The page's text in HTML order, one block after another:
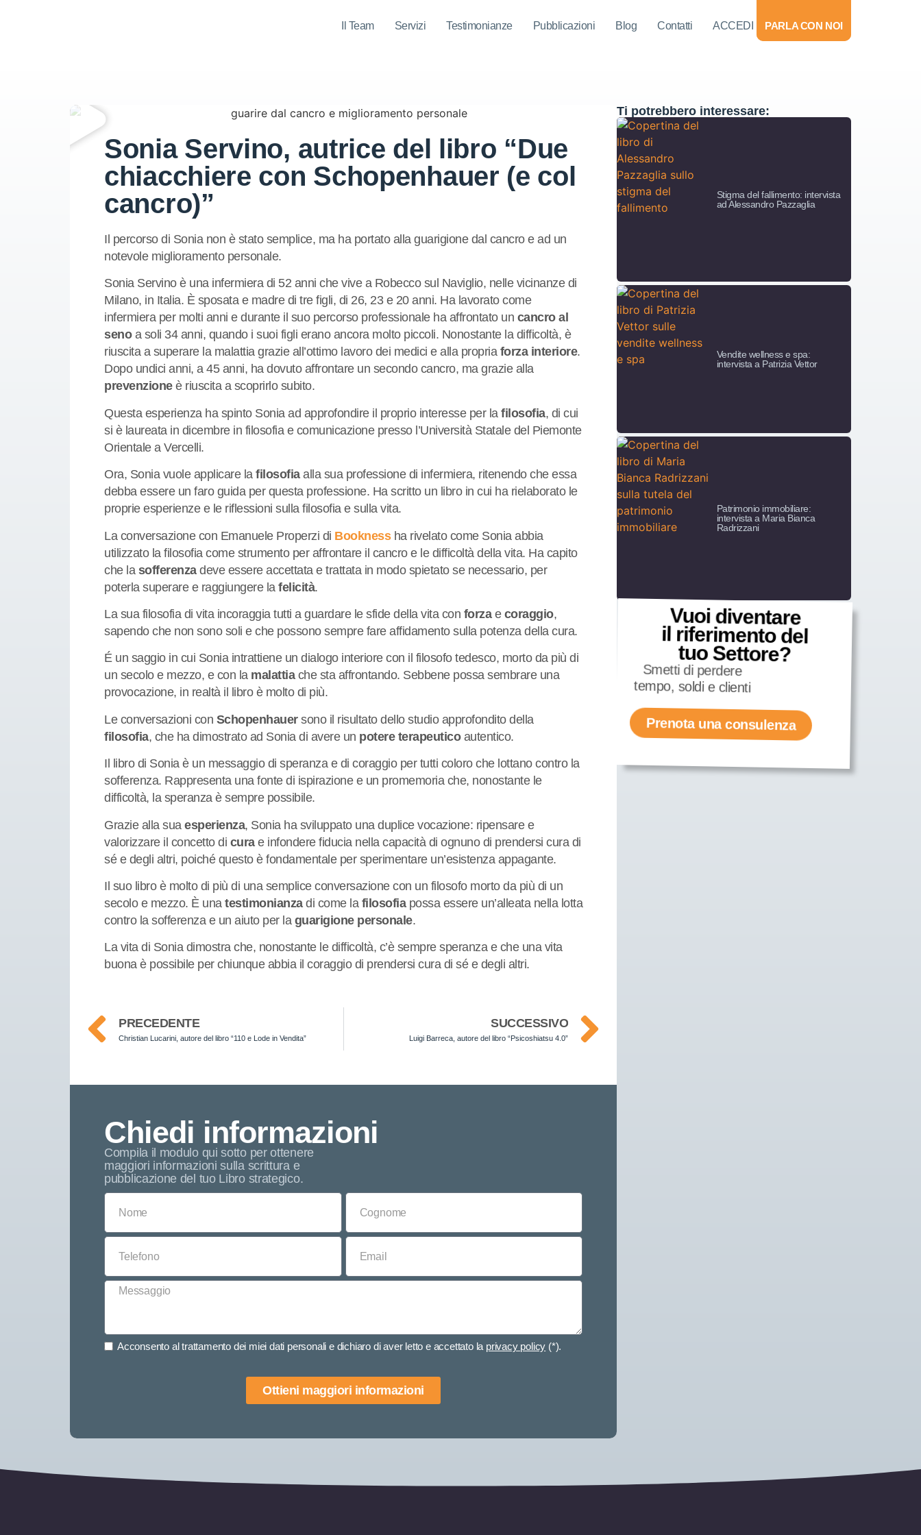
Il Team Servizi Testimonianze Pubblicazioni Blog Contatti ACCEDI PARLA CON NOI
Sonia Servino, autrice del libro “Due
chiacchiere con Schopenhauer (e col
cancro)”
Il percorso di Sonia non è stato semplice, ma ha portato alla guarigione dal cancro e ad un
notevole miglioramento personale.
Sonia Servino è una infermiera di 52 anni che vive a Robecco sul Naviglio, nelle vicinanze di
Milano, in Italia. È sposata e madre di tre figli, di 26, 23 e 20 anni. Ha lavorato come
infermiera per molti anni e durante il suo percorso professionale ha affrontato un cancro al
senoa soli 34 anni, quando i suoi figli erano ancora molto piccoli. Nonostante la difficoltà, è
riuscita a superare la malattia grazie all’ottimo lavoro dei medici e alla propria forza interiore.
Dopo undici anni, a 45 anni, ha dovuto affrontare un secondo cancro, ma grazie alla
prevenzioneè riuscita a scoprirlo subito.
Questa esperienza ha spinto Sonia ad approfondire il proprio interesse per la filosofia, di cui
si è laureata in dicembre in filosofia e comunicazione presso l’Università Statale del Piemonte
Orientale a Vercelli.
Ora, Sonia vuole applicare la filosofiaalla sua professione di infermiera, ritenendo che essa
debba essere un faro guida per questa professione. Ha scritto un libro in cui ha rielaborato le
proprie esperienze e le riflessioni sulla filosofia e sulla vita.
La conversazione con Emanuele Properzi di Booknessha rivelato come Sonia abbia
utilizzato la filosofia come strumento per affrontare il cancro e le difficoltà della vita. Ha capito
che la sofferenzadeve essere accettata e trattata in modo spietato se necessario, per
poterla superare e raggiungere la felicità.
La sua filosofia di vita incoraggia tutti a guardare le sfide della vita con forzae coraggio,
sapendo che non sono soli e che possono sempre fare affidamento sulla potenza della cura.
É un saggio in cui Sonia intrattiene un dialogo interiore con il filosofo tedesco, morto da più di
un secolo e mezzo, e con la malattiache sta affrontando. Sebbene possa sembrare una
provocazione, in realtà il libro è molto di più.
Le conversazioni con Schopenhauersono il risultato dello studio approfondito della
filosofia, che ha dimostrato ad Sonia di avere un potere terapeuticoautentico.
Il libro di Sonia è un messaggio di speranza e di coraggio per tutti coloro che lottano contro la
sofferenza. Rappresenta una fonte di ispirazione e un promemoria che, nonostante le
difficoltà, la speranza è sempre possibile.
Grazie alla sua esperienza, Sonia ha sviluppato una duplice vocazione: ripensare e
valorizzare il concetto di curae infondere fiducia nella capacità di ognuno di prendersi cura di
sé e degli altri, poiché questo è fondamentale per sperimentare un’esistenza appagante.
Il suo libro è molto di più di una semplice conversazione con un filosofo morto da più di un
secolo e mezzo. È una testimonianzadi come la filosofiapossa essere un’alleata nella lotta
contro la sofferenza e un aiuto per la guarigione personale.
La vita di Sonia dimostra che, nonostante le difficoltà, c’è sempre speranza e che una vita
buona è possibile per chiunque abbia il coraggio di prendersi cura di sé e degli altri.
PRECEDENTE
Christian Lucarini, autore del libro “110 e Lode in Vendita”
SUCCESSIVO
Luigi Barreca, autore del libro “Psicoshiatsu 4.0”
Chiedi informazioni
Compila il modulo qui sotto per ottenere
maggiori informazioni sulla scrittura e
pubblicazione del tuo Libro strategico.
Acconsento al trattamento dei miei dati personali e dichiaro di aver letto e accettato la privacy policy (*).
Ottieni maggiori informazioni
Ti potrebbero interessare:
Stigma del fallimento: intervista
ad Alessandro Pazzaglia
Vendite wellness e spa:
intervista a Patrizia Vettor
Patrimonio immobiliare:
intervista a Maria Bianca
Radrizzani
Vuoi diventare
il riferimento del
tuo Settore?
Smetti di perdere
tempo, soldi e clienti
Prenota una consulenza